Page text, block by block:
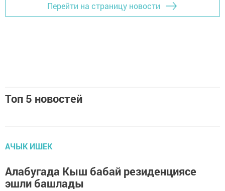
Перейти на страницу новости
Топ 5 новостей
АЧЫК ИШЕК
Алабугада Кыш бабай резиденциясе
эшли башлады